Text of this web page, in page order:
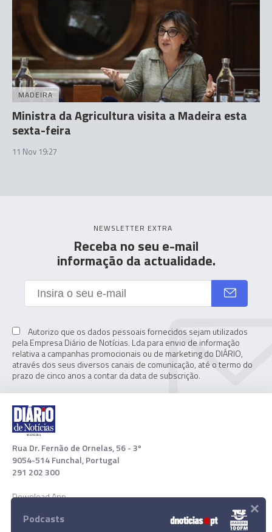
MADEIRA
Ministra da Agricultura visita a Madeira esta
sexta-feira
11 Nov 19:27
NEWSLETTER EXTRA
Receba no seu e-mail
informação da actualidade.
Autorizo que os dados pessoais fornecidos sejam utilizados
pela Empresa Diário de Notícias. Lda para envio de informação
relativa a campanhas promocionais ou de marketing do DIÁRIO,
através dos seus diversos canais de comunicação, até o termo do
prazo de cinco anos a contar da data de subscrição.
Rua Dr. Fernão de Ornelas, 56 - 3º
9054-514 Funchal, Portugal
291 202 300
Download App
Podcasts ×